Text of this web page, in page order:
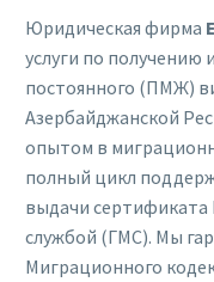
Юридическая фирма
услуги по
постоянного (ПМЖ)
Азербайджанской
опытом в
полный цикл
выдачи сертификата
службой (ГМС). Мы
Миграционного